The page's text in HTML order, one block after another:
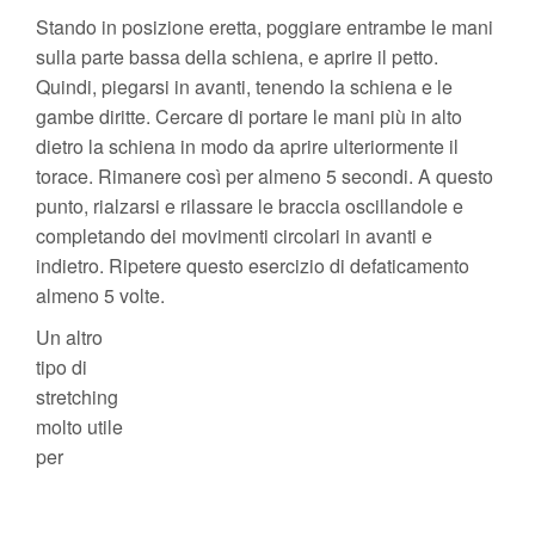
Stando in posizione eretta, poggiare entrambe le mani
sulla parte bassa della schiena, e aprire il petto.
Quindi, piegarsi in avanti, tenendo la schiena e le
gambe diritte. Cercare di portare le mani più in alto
dietro la schiena in modo da aprire ulteriormente il
torace. Rimanere così per almeno 5 secondi. A questo
punto, rialzarsi e rilassare le braccia oscillandole e
completando dei movimenti circolari in avanti e
indietro. Ripetere questo esercizio di defaticamento
almeno 5 volte.
Un altro
tipo di
stretching
molto utile
per